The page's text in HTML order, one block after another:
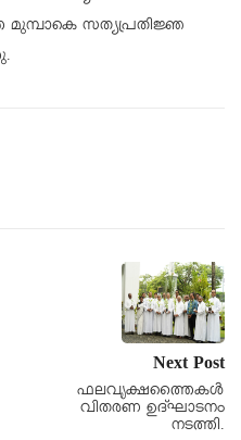
മുമ്പാകെ സത്യപ്രതിജ്ഞ
Next Post
ഫലവൃക്ഷത്തൈകൾ
വിതരണ ഉദ്ഘാടനം
നടത്തി.